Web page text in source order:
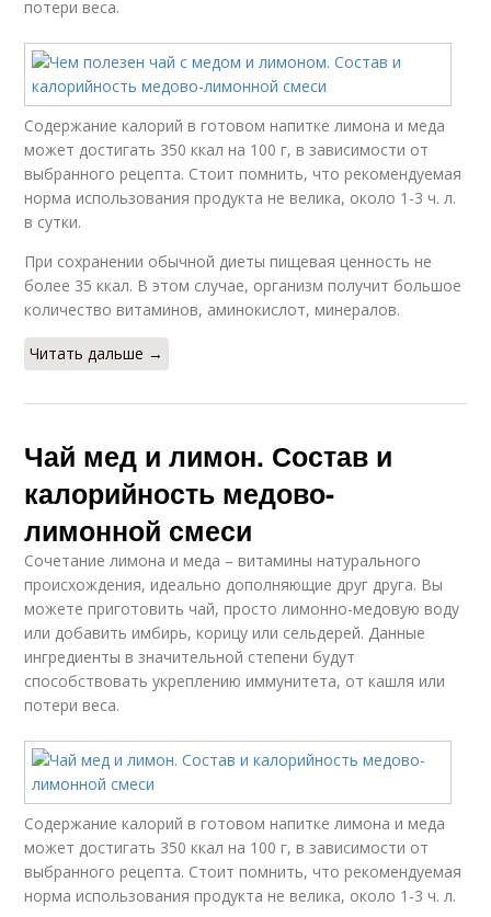
потери веса.
Содержание калорий в готовом напитке лимона и меда
может достигать 350 ккал на 100 г, в зависимости от
выбранного рецепта. Стоит помнить, что рекомендуемая
норма использования продукта не велика, около 1-3 ч. л.
в сутки.
При сохранении обычной диеты пищевая ценность не
более 35 ккал. В этом случае, организм получит большое
количество витаминов, аминокислот, минералов.
Читать дальше →
Чай мед и лимон. Состав и
калорийность медово-
лимонной смеси
Сочетание лимона и меда – витамины натурального
происхождения, идеально дополняющие друг друга. Вы
можете приготовить чай, просто лимонно-медовую воду
или добавить имбирь, корицу или сельдерей. Данные
ингредиенты в значительной степени будут
способствовать укреплению иммунитета, от кашля или
потери веса.
Содержание калорий в готовом напитке лимона и меда
может достигать 350 ккал на 100 г, в зависимости от
выбранного рецепта. Стоит помнить, что рекомендуемая
норма использования продукта не велика, около 1-3 ч. л.